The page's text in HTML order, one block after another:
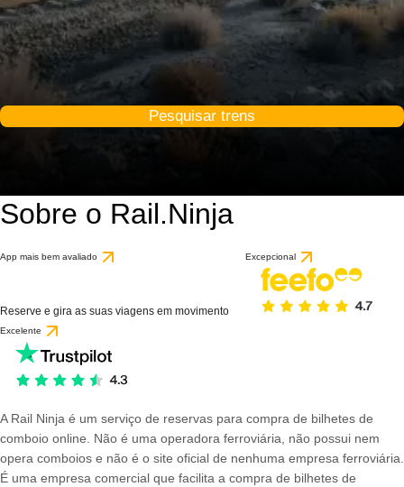
Pesquisar trens
Sobre o Rail.Ninja
App mais bem avaliado
Reserve e gira as suas viagens em movimento
Excepcional
Excelente
A Rail Ninja é um serviço de reservas para compra de bilhetes de
comboio online. Não é uma operadora ferroviária, não possui nem
opera comboios e não é o site oficial de nenhuma empresa ferroviária.
É uma empresa comercial que facilita a compra de bilhetes de